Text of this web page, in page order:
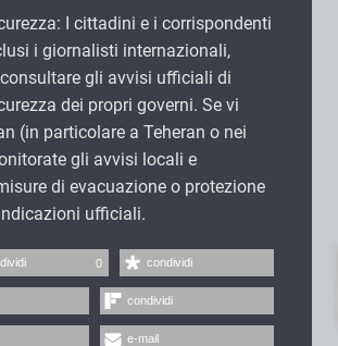
I cittadini e i corrispondenti
i giornalisti internazionali,
gli avvisi ufficiali di
dei propri governi. Se vi
(in particolare a Teheran o nei
gli avvisi locali e
di evacuazione o protezione
ufficiali.
0 condividi
condividi
e-mail